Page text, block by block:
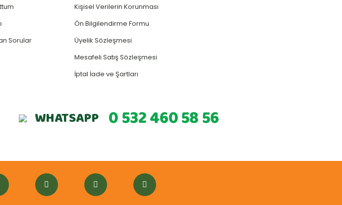
Sorular
Kişisel Verilerin Korunması
Ön Bilgilendirme Formu
Üyelik Sözleşmesi
Mesafeli Satış Sözleşmesi
İptal İade ve Şartları
WHATSAPP 0 532 460 58 56